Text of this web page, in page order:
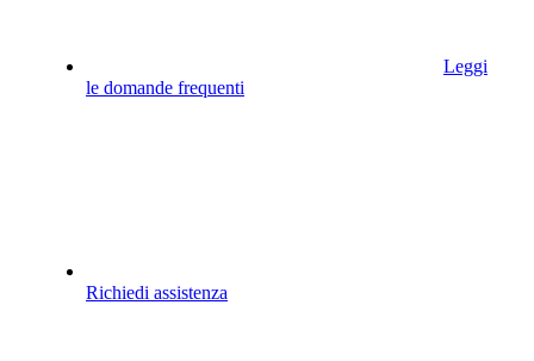
Leggi
le domande frequenti
Richiedi assistenza